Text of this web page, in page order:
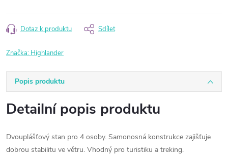
Dotaz k produktu Sdílet
Značka: Highlander
Popis produktu
Detailní popis produktu
Dvouplášťový stan pro 4 osoby. Samonosná konstrukce zajišťuje
dobrou stabilitu ve větru. Vhodný pro turistiku a treking.